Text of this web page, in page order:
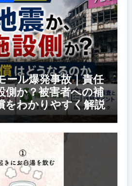
ール爆発事故｜責任
側か？被害者への補
をわかりやすく解説